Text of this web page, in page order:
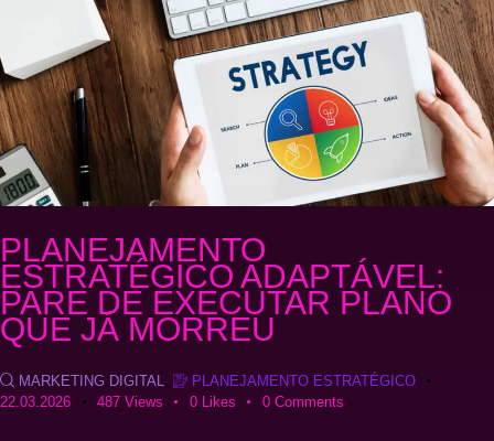
PLANEJAMENTO
ESTRATÉGICO ADAPTÁVEL:
PARE DE EXECUTAR PLANO
QUE JÁ MORREU
MARKETING DIGITAL
PLANEJAMENTO ESTRATÉGICO
22.03.2026
487 Views 0 Likes 0 Comments